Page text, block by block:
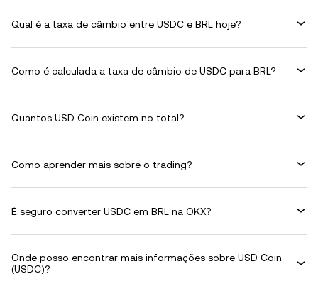
Qual é a taxa de câmbio entre USDC e BRL hoje?
Como é calculada a taxa de câmbio de USDC para BRL?
Quantos USD Coin existem no total?
Como aprender mais sobre o trading?
É seguro converter USDC em BRL na OKX?
Onde posso encontrar mais informações sobre USD Coin
(USDC)?